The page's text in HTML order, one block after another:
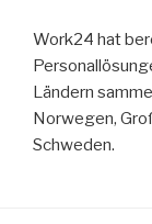
Work24 hat
Ländern
Norwegen,
Schweden.